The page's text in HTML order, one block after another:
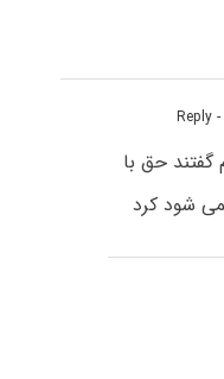
-
حق با
شود کرد